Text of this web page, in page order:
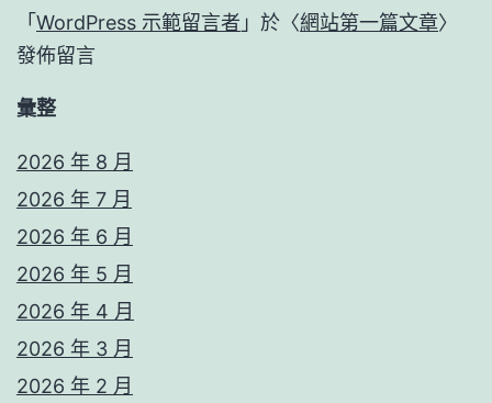
「 WordPress 示範留言者 」於〈網站第一篇文章〉
發佈留言
彙整
2026 年 8 月
2026 年 7 月
2026 年 6 月
2026 年 5 月
2026 年 4 月
2026 年 3 月
2026 年 2 月